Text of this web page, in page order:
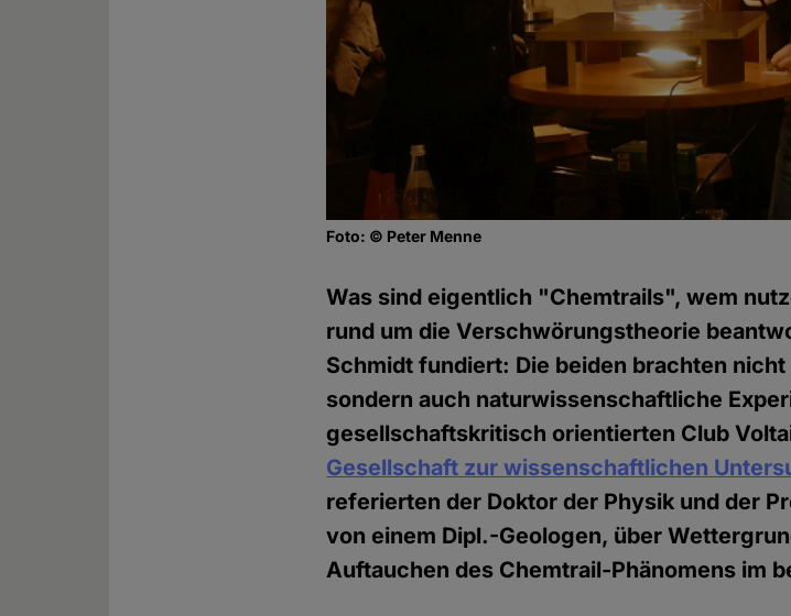
Foto: © Peter Menne
Was sind eigentlich "Chemtrails", wem
rund um die Verschwörungstheorie
Schmidt fundiert: Die beiden brachten
sondern auch naturwissenschaftliche
gesellschaftskritisch orientierten Club
Gesellschaft zur wissenschaftlichen
referierten der Doktor der Physik und der
von einem Dipl.-Geologen, über
Auftauchen des Chemtrail-Phänomens im